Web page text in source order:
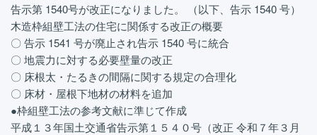
告示第 1540号が改正になりました。 （以下、告示 1540 号）
木造枠組壁工法の住宅に関係する改正の概要
〇 告示 1541 号が廃止され告示 1540 号に統合
〇 地震力に対する必要壁量の改正
〇 床根太・たるきの間隔に関する規定の合理化
〇 床材・屋根下地材の材料を追加
●枠組壁工法の参考文献に準じて作成
平成１３年国土交通省告示第１５４０号（改正 令和７年３月